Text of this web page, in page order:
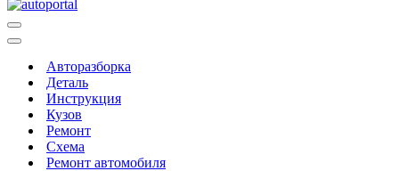
Меню
навигации
Меню
навигацииАвторазборка
Деталь
Инструкция
Кузов
Ремонт
Схема
Ремонт автомобиля